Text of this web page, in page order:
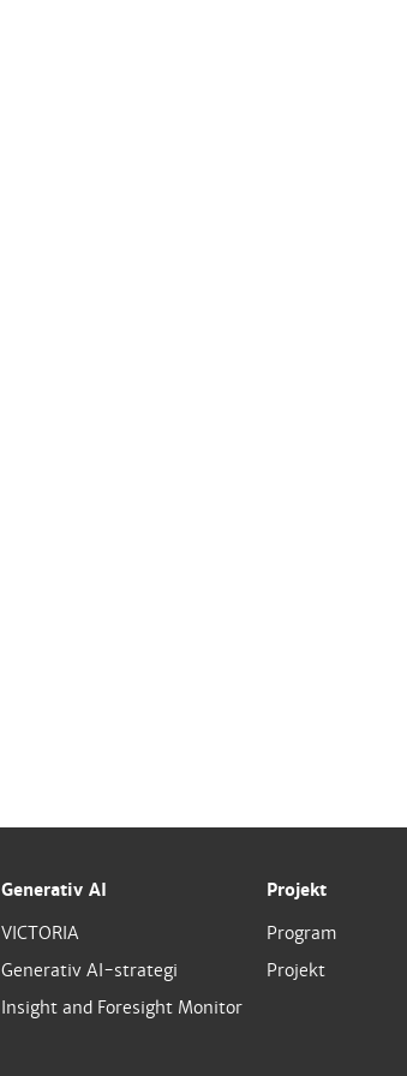
Generativ AI
VICTORIA
Generativ AI-strategi
Insight and Foresight Monitor
Projekt
Program
Projekt